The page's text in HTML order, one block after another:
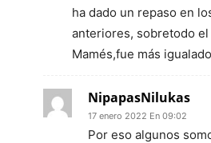
ha dado un repaso en
anteriores, sobretodo
Mamés,fue más
NipapasNilukas
17 enero 2022 En 09:02
Por eso algunos